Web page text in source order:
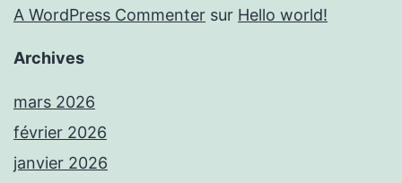
A WordPress Commenter sur Hello world!
Archives
mars 2026
février 2026
janvier 2026